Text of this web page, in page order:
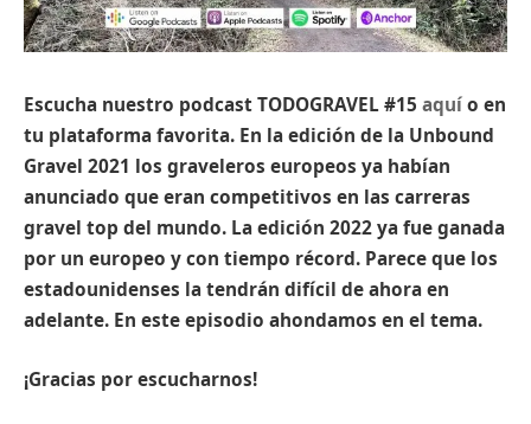
Escucha nuestro podcast TODOGRAVEL #15 aquío en
tu plataforma favorita. En la edición de la Unbound
Gravel 2021 los graveleros europeos ya habían
anunciado que eran competitivos en las carreras
gravel top del mundo. La edición 2022 ya fue ganada
por un europeo y con tiempo récord. Parece que los
estadounidenses la tendrán difícil de ahora en
adelante. En este episodio ahondamos en el tema.
¡Gracias por escucharnos!